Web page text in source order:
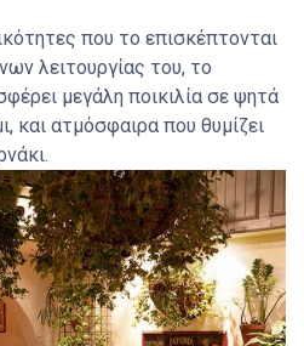
που το επισκέπτονται
λειτουργίας του, το
μεγάλη ποικιλία σε ψητά
και ατμόσφαιρα που θυμίζει